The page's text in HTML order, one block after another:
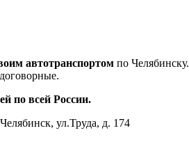
автотранспортом по Челябинску.
по всей России.
ул.Труда, д. 174